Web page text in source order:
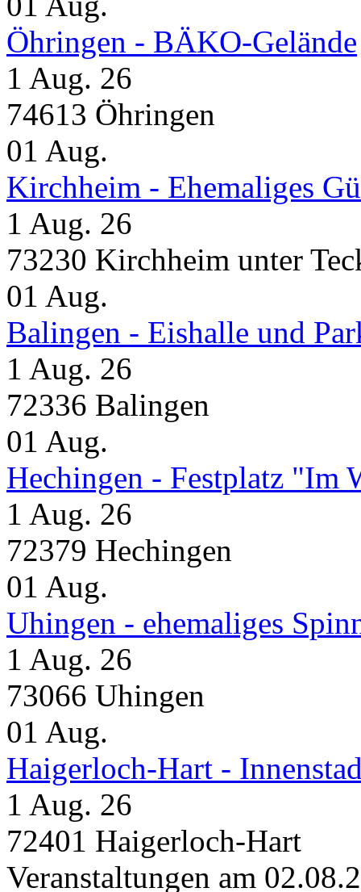
Öhringen - BÄKO-Gelände
1 Aug. 26
74613 Öhringen
01 Aug.
Kirchheim - Ehemaliges
1 Aug. 26
73230 Kirchheim unter
01 Aug.
Balingen - Eishalle und
1 Aug. 26
72336 Balingen
01 Aug.
Hechingen - Festplatz "Im
1 Aug. 26
72379 Hechingen
01 Aug.
Uhingen - ehemaliges
1 Aug. 26
73066 Uhingen
01 Aug.
Haigerloch-Hart -
1 Aug. 26
72401 Haigerloch-Hart
Veranstaltungen am